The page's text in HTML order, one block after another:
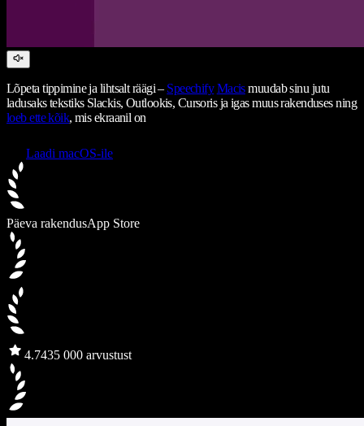
Lõpeta tippimine ja lihtsalt räägi – Speechify Macismuudab sinu jutu
ladusaks tekstiks Slackis, Outlookis, Cursoris ja igas muus rakenduses ning
loeb ette kõik, mis ekraanil on
Laadi macOS-ile
Päeva rakendusApp Store
4.7435 000 arvustust